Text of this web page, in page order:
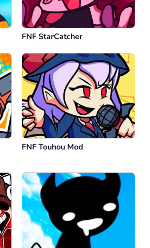
FNF StarCatcher
FNF Touhou Mod